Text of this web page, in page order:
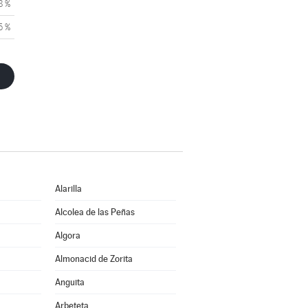
%
%
Alarilla
Alcolea de las Peñas
Algora
Almonacid de Zorita
Anguita
Arbeteta